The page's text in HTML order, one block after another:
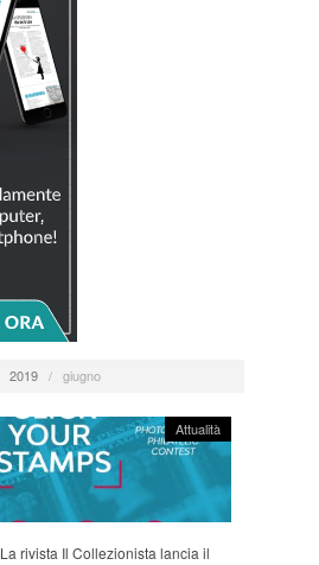
2019 / giugno
Attualità
La rivista Il Collezionista lancia il